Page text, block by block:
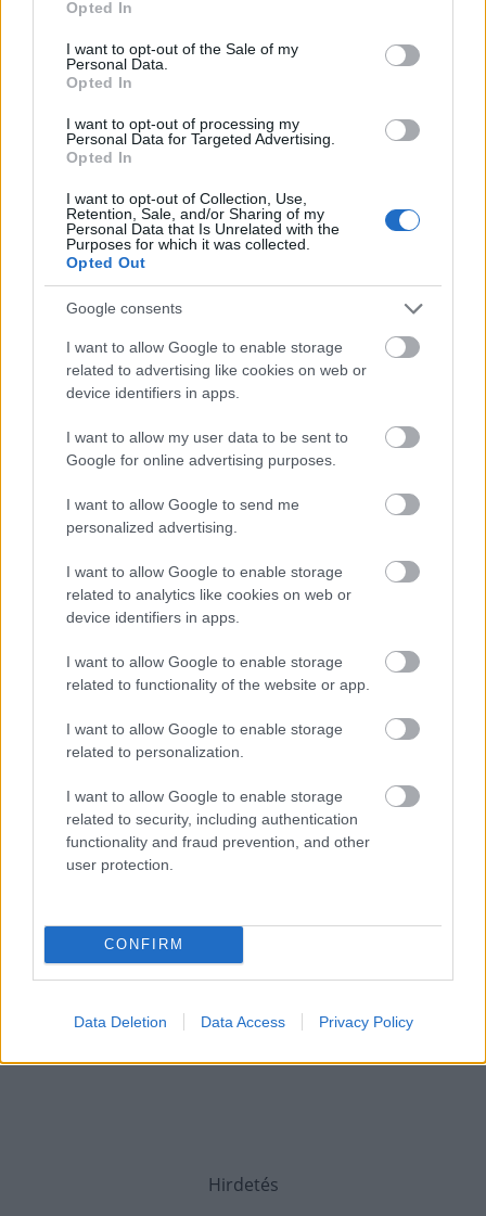
use your data for below specified purposes in below Google
consent section.
Opted In
I want to opt-out of the Sale of my
Personal Data.
Opted In
I want to opt-out of processing my
Personal Data for Targeted Advertising.
Opted In
I want to opt-out of Collection, Use,
Retention, Sale, and/or Sharing of my
Personal Data that Is Unrelated with the
Purposes for which it was collected.
Opted Out
Google consents
I want to allow Google to enable storage
related to advertising like cookies on web or
device identifiers in apps.
I want to allow my user data to be sent to
Google for online advertising purposes.
I want to allow Google to send me
personalized advertising.
I want to allow Google to enable storage
related to analytics like cookies on web or
device identifiers in apps.
I want to allow Google to enable storage
related to functionality of the website or app.
I want to allow Google to enable storage
related to personalization.
I want to allow Google to enable storage
related to security, including authentication
functionality and fraud prevention, and other
user protection.
CONFIRM
Data Deletion Data Access Privacy Policy
költik el a 6 ezer milliárd forintnyi uniós pénzt
HÍREK 9 órája
Megérkezett a hidegfront - térképen a friss
helyzet
HÍREK 12 órája
NÉPSZERŰ
Hirdetés